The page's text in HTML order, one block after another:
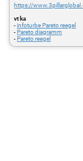
https://
vt ka
-infoturbe Pareto reegel
-Pareto diagramm
-Pareto reegel